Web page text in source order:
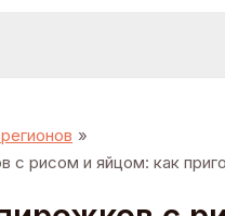
с рисом и яйцом: как